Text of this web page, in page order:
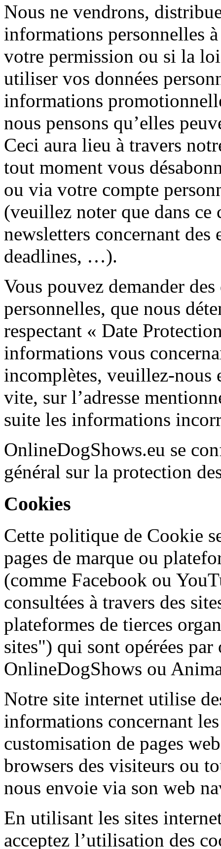
Nous ne vendrons,
informations personnelles
votre permission ou si la
utiliser vos données
informations
nous pensons qu’elles
Ceci aura lieu à travers
tout moment vous
ou via votre compte
(veuillez noter que dans ce
newsletters concernant des
deadlines, …).
Vous pouvez demander
personnelles, que nous
respectant « Date
informations vous
incomplètes, veuillez-nous
vite, sur l’adresse
suite les informations
OnlineDogShows.eu se
général sur la protection
Cookies
Cette politique de Cookie
pages de marque ou
(comme Facebook ou
consultées à travers des
plateformes de tierces
sites") qui sont opérées
OnlineDogShows ou
Notre site internet utilise
informations concernant
customisation de pages
browsers des visiteurs ou
nous envoie via son web
En utilisant les sites
acceptez l’utilisation des